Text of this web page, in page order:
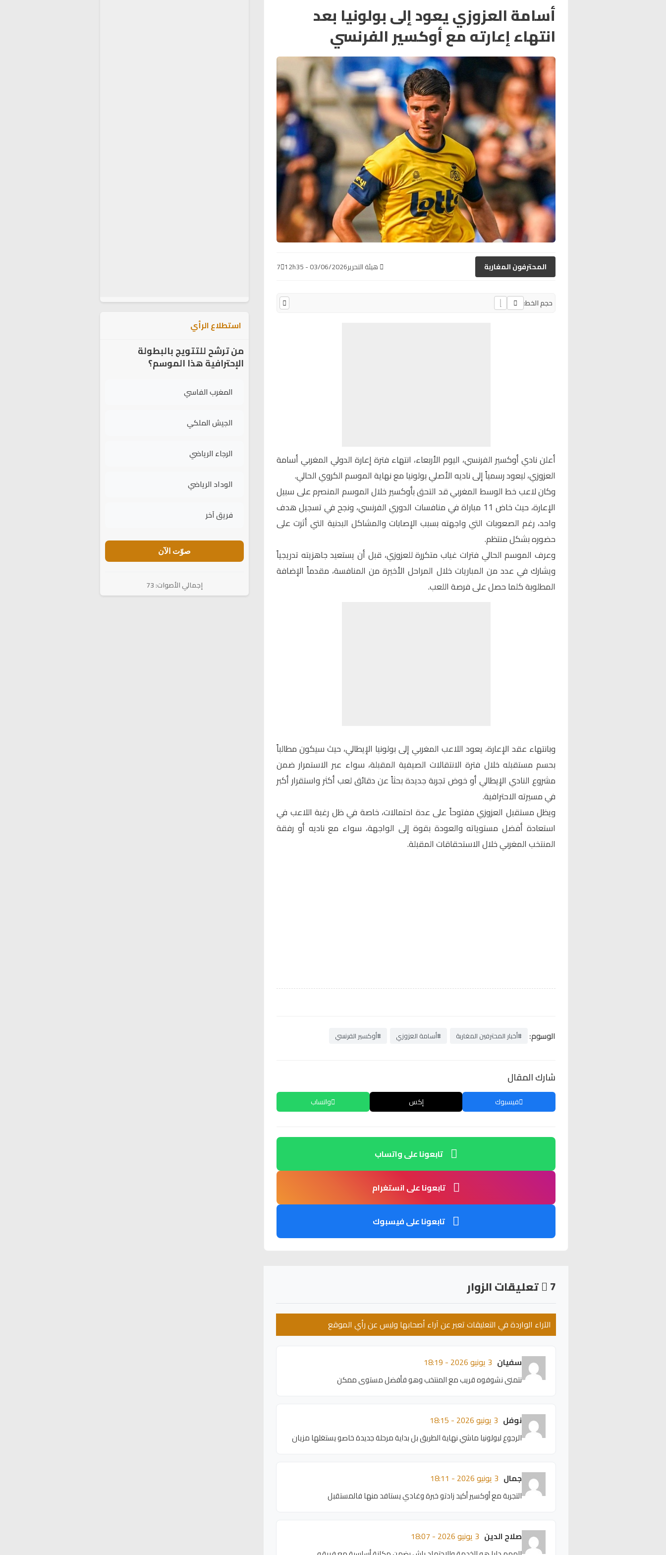
أسامة العزوزي يعود إلى بولونيا بعد
انتهاء إعارته مع أوكسير الفرنسي
المحترفون المغاربة هيئة التحرير03/06/2026 - 12h35
7
حجم الخط:
أعلن ناديأوكسير الفرنسي، اليوم الأربعاء، انتهاء فترة إعارة الدولي المغربيأسامة
العزوزي، ليعود رسمياً إلى ناديه الأصلي بولونيا مع نهاية الموسم الكروي الحالي.
وكان لاعب خط الوسط المغربي قد التحق بأوكسير خلال الموسم المنصرم على سبيل
الإعارة، حيث خاض 11 مباراة في منافسات الدوري الفرنسي، ونجح في تسجيل هدف
واحد، رغم الصعوبات التي واجهته بسبب الإصابات والمشاكل البدنية التي أثرت على
حضوره بشكل منتظم.
وعرف الموسم الحالي فترات غياب متكررة للعزوزي، قبل أن يستعيد جاهزيته تدريجياً
ويشارك في عدد من المباريات خلال المراحل الأخيرة من المنافسة، مقدماً الإضافة
المطلوبة كلما حصل على فرصة اللعب.
وبانتهاء عقد الإعارة، يعود اللاعب المغربي إلى بولونيا الإيطالي، حيث سيكون مطالباً
بحسم مستقبله خلال فترة الانتقالات الصيفية المقبلة، سواء عبر الاستمرار ضمن
مشروع النادي الإيطالي أو خوض تجربة جديدة بحثاً عن دقائق لعب أكثر واستقرار أكبر
في مسيرته الاحترافية.
ويظل مستقبل العزوزي مفتوحاً على عدة احتمالات، خاصة في ظل رغبة اللاعب في
استعادة أفضل مستوياته والعودة بقوة إلى الواجهة، سواء مع ناديه أو رفقة
المنتخب المغربي خلال الاستحقاقات المقبلة.
الوسوم: #أخبار المحترفين المغاربة #أسامة العزوزي #أوكسير الفرنسي
شارك المقال
فيسبوك إكس واتساب
تابعونا على واتساب
تابعونا على انستغرام
تابعونا على فيسبوك
7 تعليقات الزوار
الآراء الواردة في التعليقات تعبر عن آراء أصحابها وليس عن رأي الموقع
سفيان 3 يونيو 2026 - 18:19
نتمنى نشوفوه قريب مع المنتخب وهو فأفضل مستوى ممكن
نوفل 3 يونيو 2026 - 18:15
الرجوع لبولونيا ماشي نهاية الطريق بل بداية مرحلة جديدة خاصو يستغلها مزيان
جمال 3 يونيو 2026 - 18:11
التجربة مع أوكسير أكيد زادتو خبرة وغادي يستافد منها فالمستقبل
صلاح الدين 3 يونيو 2026 - 18:07
استطلاع الرأي
من ترشح للتتويج بالبطولة
الإحترافية هذا الموسم؟
المغرب الفاسي
الجيش الملكي
الرجاء الرياضي
الوداد الرياضي
فريق آخر
صوّت الآن
إجمالي الأصوات: 73